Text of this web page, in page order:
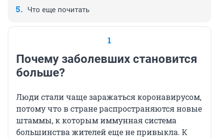
Что еще почитать
1
Почему заболевших становится
больше?
Люди стали чаще заражаться коронавирусом,
потому что в стране распространяются новые
штаммы, к которым иммунная система
большинства жителей еще не привыкла. К